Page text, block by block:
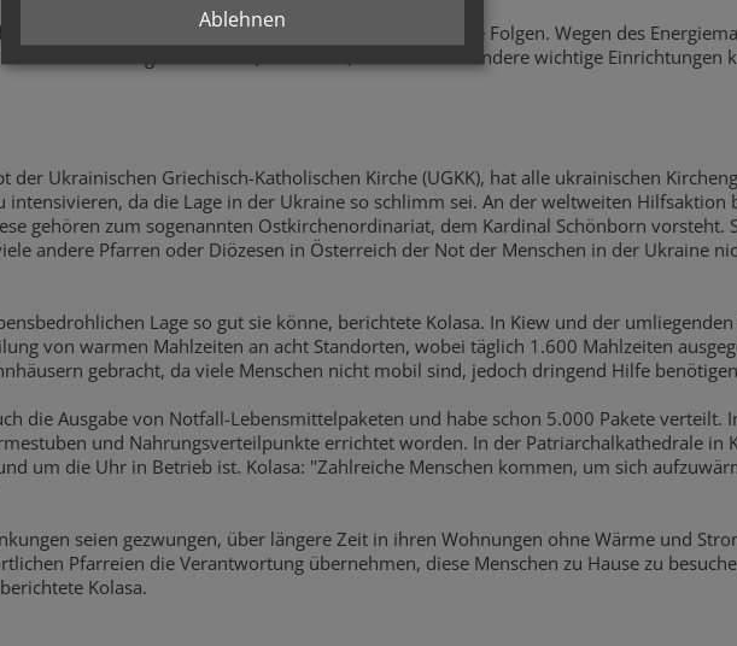
Stromausfälle hätten auch schwerwiegende langfristige Folgen. Wegen des
online möglich. Banken, Geschäfte, Fabriken und andere wichtige Einrichtungen
der Ukrainischen Griechisch-Katholischen Kirche (UGKK), hat alle ukrainischen
da die Lage in der Ukraine so schlimm sei. An der weltweiten Hilfsaktion
gehören zum sogenannten Ostkirchenordinariat, dem Kardinal Schönborn vorsteht.
andere Pfarren oder Diözesen in Österreich der Not der Menschen in der Ukraine
Lage so gut sie könne, berichtete Kolasa. In Kiew und der
von warmen Mahlzeiten an acht Standorten, wobei täglich 1.600 Mahlzeiten
gebracht, da viele Menschen nicht mobil sind, jedoch dringend Hilfe
die Ausgabe von Notfall-Lebensmittelpaketen und habe schon 5.000 Pakete verteilt.
und Nahrungsverteilpunkte errichtet worden. In der Patriarchalkathedrale in
um die Uhr in Betrieb ist. Kolasa: "Zahlreiche Menschen kommen, um sich
seien gezwungen, über längere Zeit in ihren Wohnungen ohne Wärme und
Pfarreien die Verantwortung übernehmen, diese Menschen zu Hause zu
Kolasa.
Ablehnen